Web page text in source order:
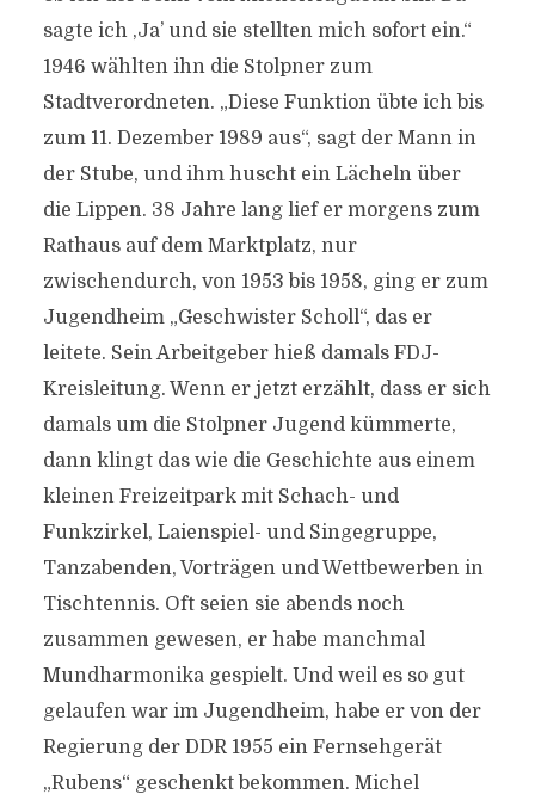
sagte ich ,Ja’ und sie stellten mich sofort ein.“
1946 wählten ihn die Stolpner zum
Stadtverordneten. „Diese Funktion übte ich bis
zum 11. Dezember 1989 aus“, sagt der Mann in
der Stube, und ihm huscht ein Lächeln über
die Lippen. 38 Jahre lang lief er morgens zum
Rathaus auf dem Marktplatz, nur
zwischendurch, von 1953 bis 1958, ging er zum
Jugendheim „Geschwister Scholl“, das er
leitete. Sein Arbeitgeber hieß damals FDJ-
Kreisleitung. Wenn er jetzt erzählt, dass er sich
damals um die Stolpner Jugend kümmerte,
dann klingt das wie die Geschichte aus einem
kleinen Freizeitpark mit Schach- und
Funkzirkel, Laienspiel- und Singegruppe,
Tanzabenden, Vorträgen und Wettbewerben in
Tischtennis. Oft seien sie abends noch
zusammen gewesen, er habe manchmal
Mundharmonika gespielt. Und weil es so gut
gelaufen war im Jugendheim, habe er von der
Regierung der DDR 1955 ein Fernsehgerät
„Rubens“ geschenkt bekommen. Michel